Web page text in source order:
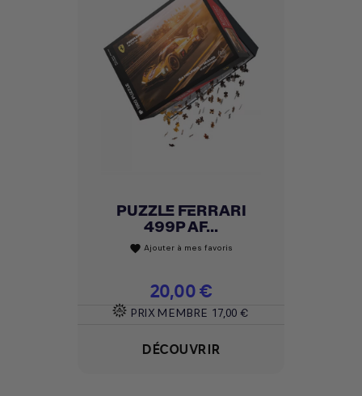
PUZZLE FERRARI
499P AF...
favorite Ajouter à mes favoris
Prix
20,00 €
PRIX MEMBRE 17,00 €
DÉCOUVRIR